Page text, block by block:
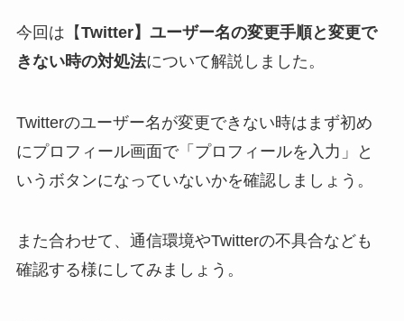
今回は【Twitter】ユーザー名の変更手順と変更で
きない時の対処法について解説しました。
Twitterのユーザー名が変更できない時はまず初め
にプロフィール画面で「プロフィールを入力」と
いうボタンになっていないかを確認しましょう。
また合わせて、通信環境やTwitterの不具合なども
確認する様にしてみましょう。